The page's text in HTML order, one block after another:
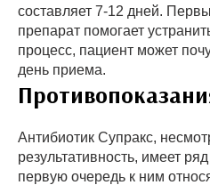
составляет 7-12 дней.
препарат помогает
процесс, пациент может
день приема.
Антибиотик Супракс,
результативность, имеет
первую очередь к ним